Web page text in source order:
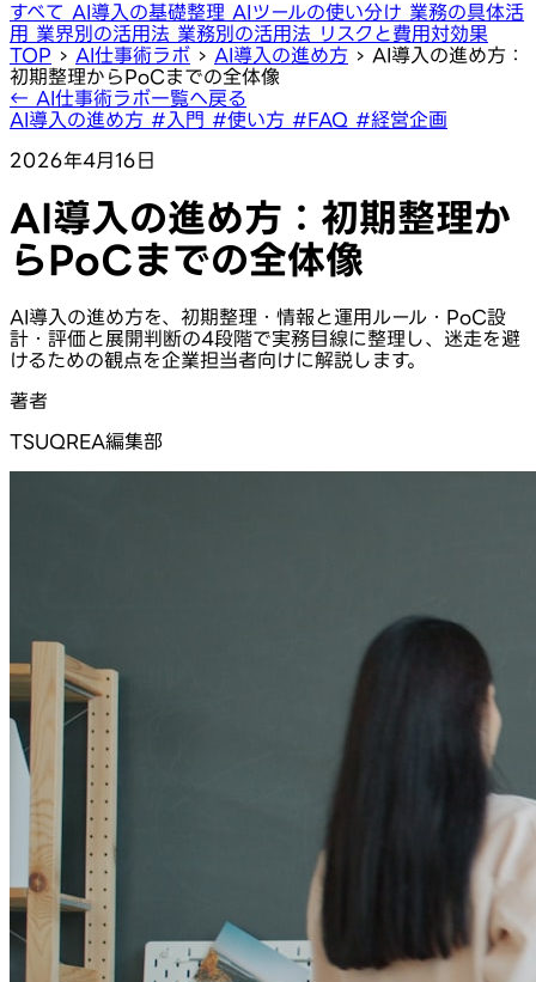
すべて AI導入の基礎整理 AIツールの使い分け 業務の具体活
用 業界別の活用法 業務別の活用法 リスクと費用対効果
TOP › AI仕事術ラボ › AI導入の進め方 › AI導入の進め方：
初期整理からPoCまでの全体像
← AI仕事術ラボ一覧へ戻る
AI導入の進め方 #入門 #使い方 #FAQ #経営企画
2026年4月16日
AI導入の進め方：初期整理か
らPoCまでの全体像
AI導入の進め方を、初期整理・情報と運用ルール・PoC設
計・評価と展開判断の4段階で実務目線に整理し、迷走を避
けるための観点を企業担当者向けに解説します。
著者
TSUQREA編集部